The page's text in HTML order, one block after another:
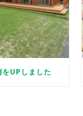
をUPしました